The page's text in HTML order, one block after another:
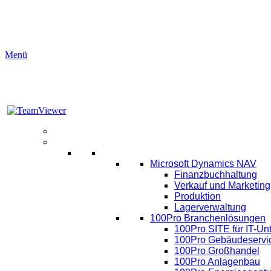
Menü
Microsoft Dynamics NAV
Finanzbuchhaltung
Verkauf und Marketing
Produktion
Lagerverwaltung
100Pro Branchenlösungen
100Pro SITE für IT-
100Pro
100Pro Großhandel
100Pro Anlagenbau